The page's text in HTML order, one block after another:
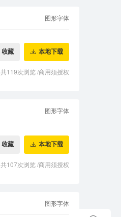
图形字体
收藏 本地下载
共119次浏览/商用须授权
图形字体
收藏 本地下载
共107次浏览/商用须授权
图形字体